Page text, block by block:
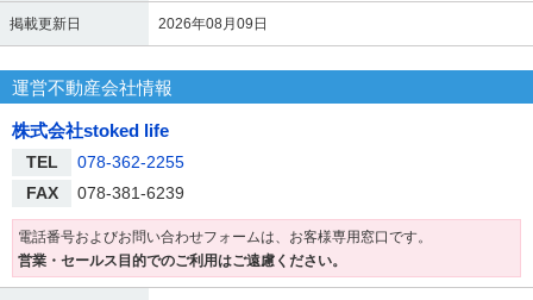
掲載更新日 2026年08月09日
運営不動産会社情報
株式会社stoked life
TEL
078-362-2255
FAX
078-381-6239
電話番号およびお問い合わせフォームは、お客様専用窓口です。
営業・セールス目的でのご利用はご遠慮ください。